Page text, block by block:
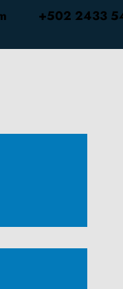
+502 2433